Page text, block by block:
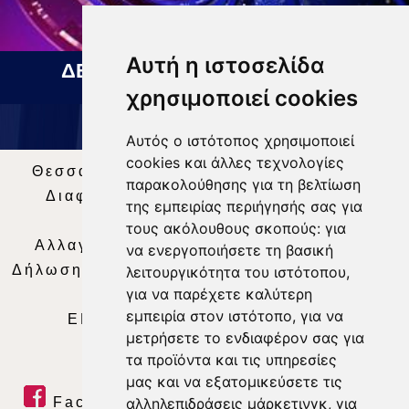
Αυτή η ιστοσελίδα
χρησιμοποιεί cookies
Αυτός ο ιστότοπος χρησιμοποιεί
cookies και άλλες τεχνολογίες
παρακολούθησης για τη βελτίωση
της εμπειρίας περιήγησής σας για
τους ακόλουθους σκοπούς: για
να ενεργοποιήσετε τη βασική
λειτουργικότητα του ιστότοπου,
για να παρέχετε καλύτερη
εμπειρία στον ιστότοπο, για να
μετρήσετε το ενδιαφέρον σας για
τα προϊόντα και τις υπηρεσίες
μας και να εξατομικεύσετε τις
αλληλεπιδράσεις μάρκετινγκ, για
ΔΕΛΤΙΟ ΕΙΔΗΣΕΩΝ 05 08 2026
Θεσσαλία Τηλεόραση|SNG Services
Διαφήμιση | Όροι Χρήσης |Δήλωση
Απορρήτου |
Περιεχόμενο
Αλλαγή Προτιμήσεων για τα Cookies
Δήλωση συμμόρφωσης με τη σύσταση (ΕΕ)
2018/334|Ταυτότητα
ΕΝΗΜΕΡΩΣΗ |WEB TV| LIVE
Facebook| Twitter | Youtube